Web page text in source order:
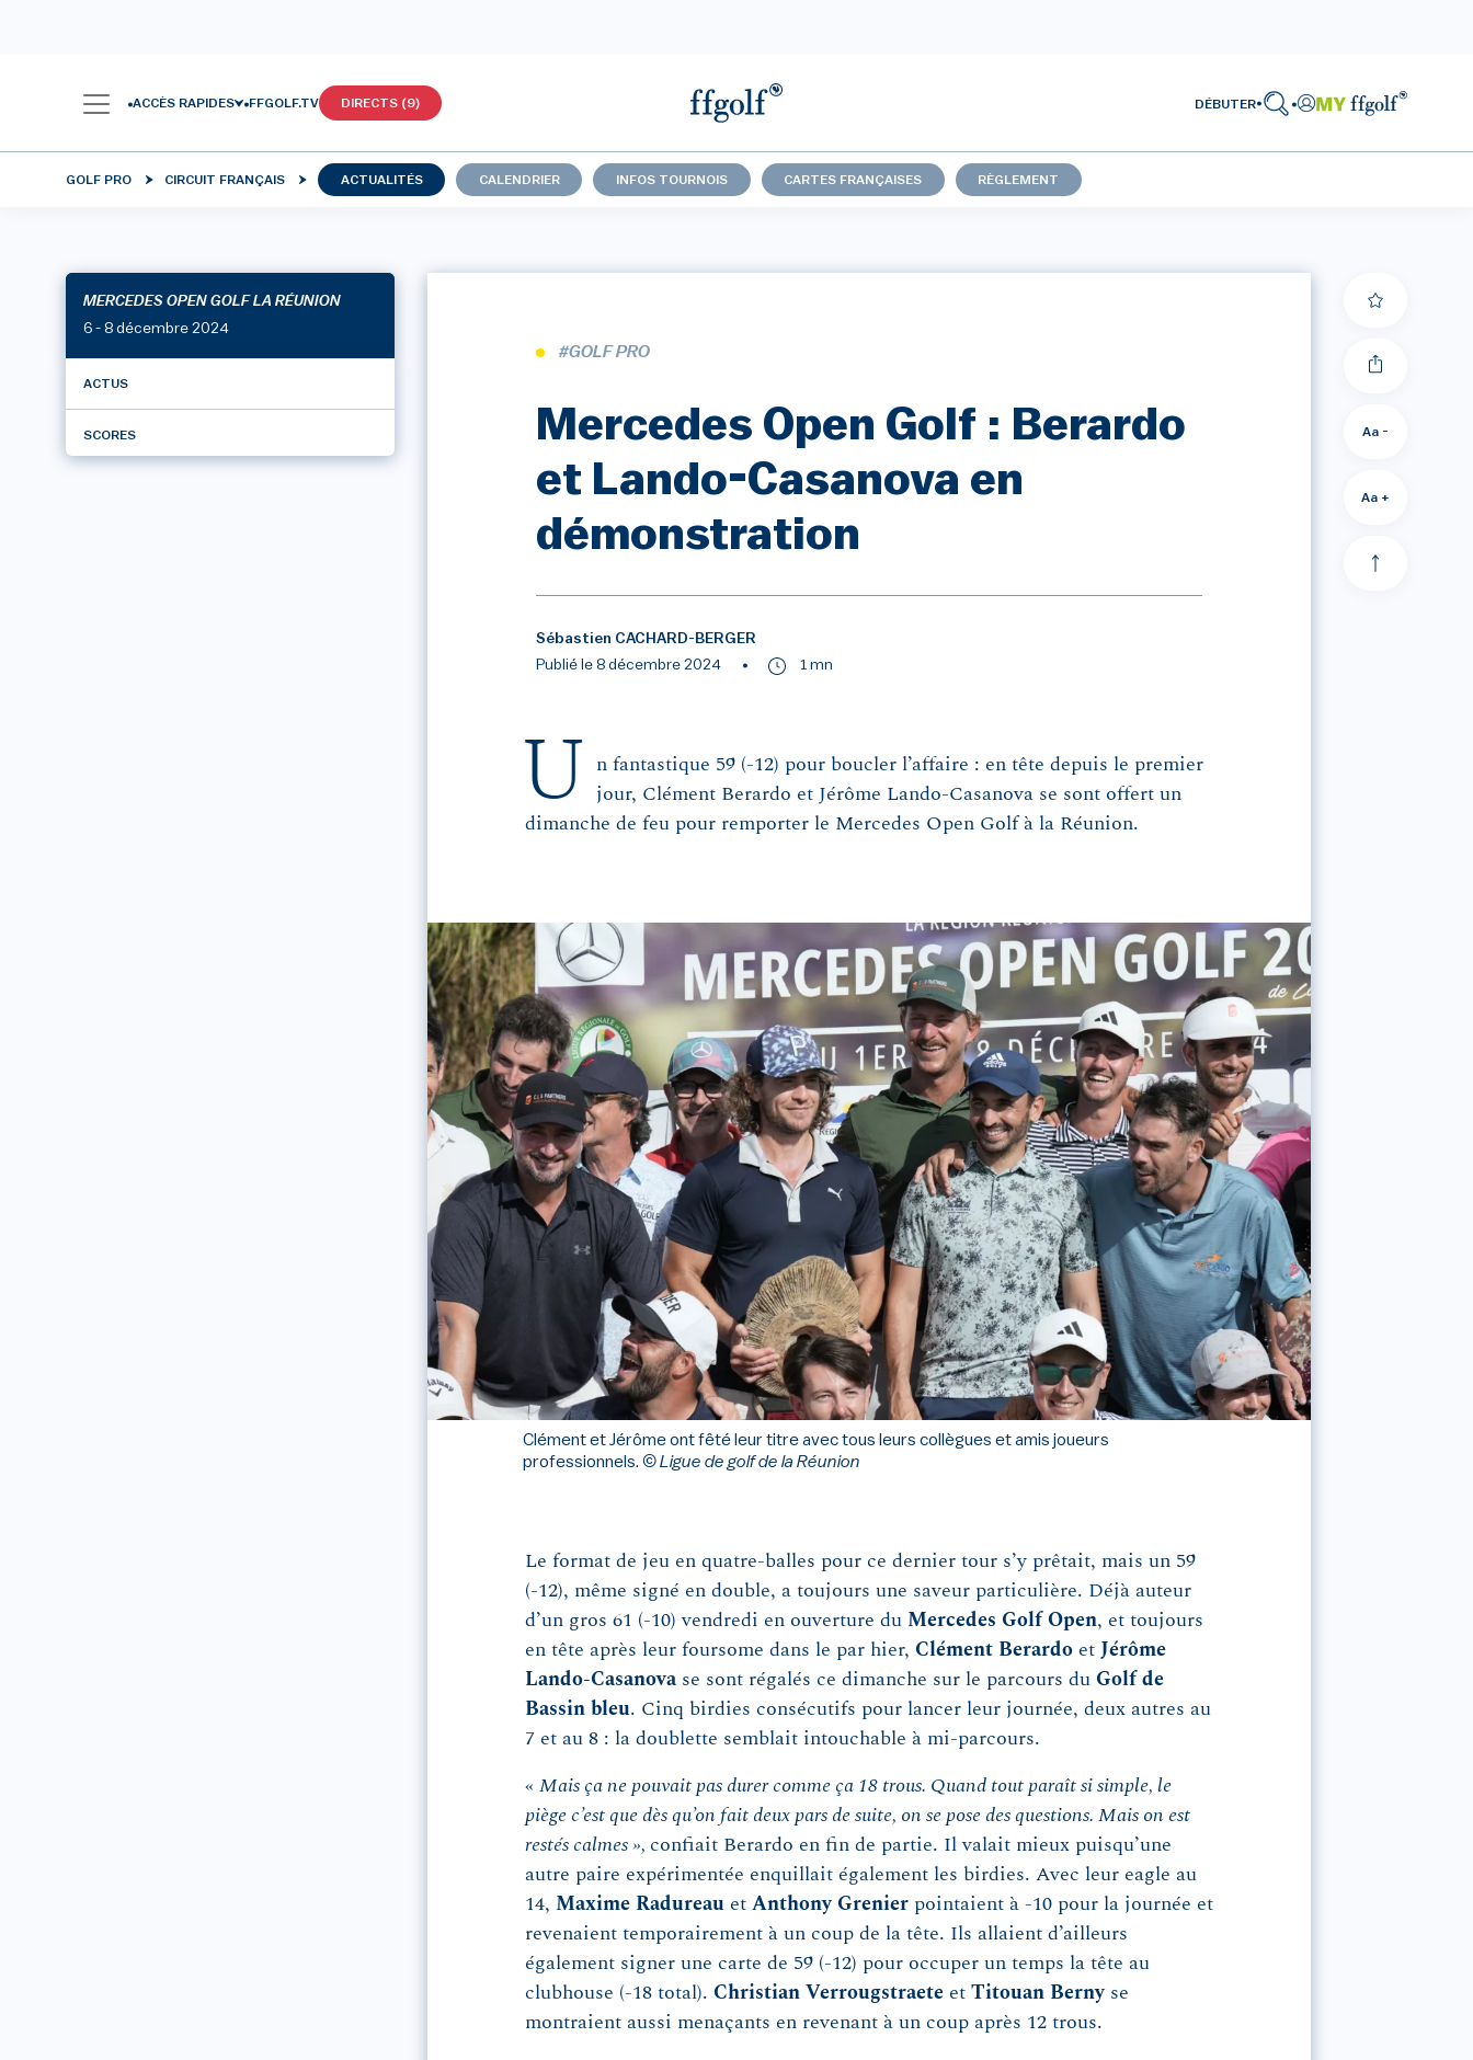
ACCÈS RAPIDES FFGOLF.TV DIRECTS (9) DÉBUTER
GOLF PRO CIRCUIT FRANÇAIS ACTUALITÉS CALENDRIER INFOS TOURNOIS CARTES FRANÇAISES RÈGLEMENT
MERCEDES OPEN GOLF LA RÉUNION
6 - 8 décembre 2024
ACTUS
SCORES
#GOLF PRO
Mercedes Open Golf : Berardo
et Lando-Casanova en
démonstration
Sébastien CACHARD-BERGER
Publié le 8 décembre 2024
1 mn
U
n fantastique 59 (-12) pour boucler l’affaire : en tête depuis le premier
jour, Clément Berardo et Jérôme Lando-Casanova se sont offert un
dimanche de feu pour remporter le Mercedes Open Golf à la Réunion.
Clément et Jérôme ont fêté leur titre avec tous leurs collègues et amis joueurs
professionnels. © Ligue de golf de la Réunion
Le format de jeu en quatre-balles pour ce dernier tour s’y prêtait, mais un 59
(-12), même signé en double, a toujours une saveur particulière. Déjà auteur
d’un gros 61 (-10) vendredi en ouverture du Mercedes Golf Open, et toujours
en tête après leur foursome dans le par hier, Clément Berardoet Jérôme
Lando-Casanovase sont régalés ce dimanche sur le parcours du Golf de
Bassin bleu. Cinq birdies consécutifs pour lancer leur journée, deux autres au
7 et au 8 : la doublette semblait intouchable à mi-parcours.
« Mais ça ne pouvait pas durer comme ça 18 trous. Quand tout paraît si simple, le
piège c’est que dès qu’on fait deux pars de suite, on se pose des questions. Mais on est
restés calmes », confiait Berardo en fin de partie. Il valait mieux puisqu’une
autre paire expérimentée enquillait également les birdies. Avec leur eagle au
14, Maxime Radureauet Anthony Grenierpointaient à -10 pour la journée et
revenaient temporairement à un coup de la tête. Ils allaient d’ailleurs
également signer une carte de 59 (-12) pour occuper un temps la tête au
clubhouse (-18 total). Christian VerrougstraeteetTitouan Bernyse
montraient aussi menaçants en revenant à un coup après 12 trous.
Aa -
Aa +